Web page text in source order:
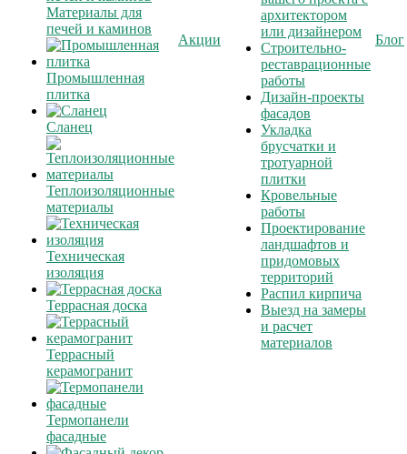
Материалы для
печей и каминов
Промышленная
плитка
Сланец
Теплоизоляционные
материалы
Техническая
изоляция
Террасная доска
Террасный
керамогранит
Термопанели
фасадные
Акции
архитектором
или дизайнером
Строительно-
реставрационные
работы
Дизайн-проекты
фасадов
Укладка
брусчатки и
тротуарной
плитки
Кровельные
работы
Проектирование
ландшафтов и
придомовых
территорий
Распил кирпича
Выезд на замеры
и расчет
материалов
Блог